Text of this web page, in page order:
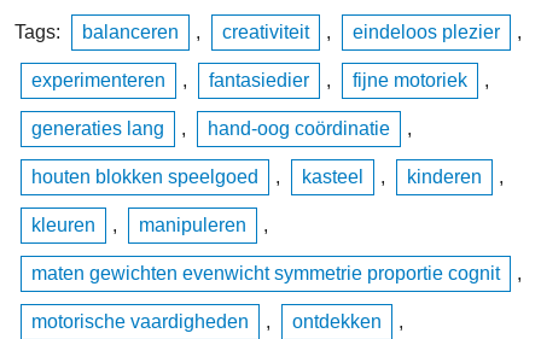
Tags: balanceren , creativiteit , eindeloos plezier ,
experimenteren , fantasiedier , fijne motoriek ,
generaties lang , hand-oog coördinatie ,
houten blokken speelgoed , kasteel , kinderen ,
kleuren , manipuleren ,
maten gewichten evenwicht symmetrie proportie cognit ,
motorische vaardigheden , ontdekken ,